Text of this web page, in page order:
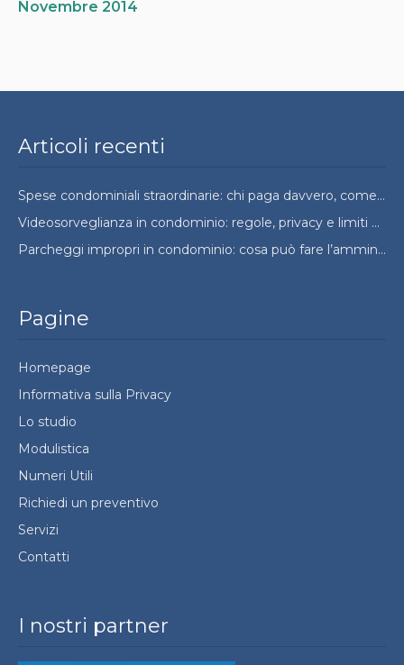
Novembre 2014
I nostri partner
Pagine
Homepage
Informativa sulla Privacy
Lo studio
Modulistica
Numeri Utili
Richiedi un preventivo
Servizi
Contatti
Articoli recenti
Spese condominiali straordinarie: chi paga davvero, come si ripartono e quando si possono contestare
Videosorveglianza in condominio: regole, privacy e limiti da conoscere
Parcheggi impropri in condominio: cosa può fare l’amministratore e cosa no